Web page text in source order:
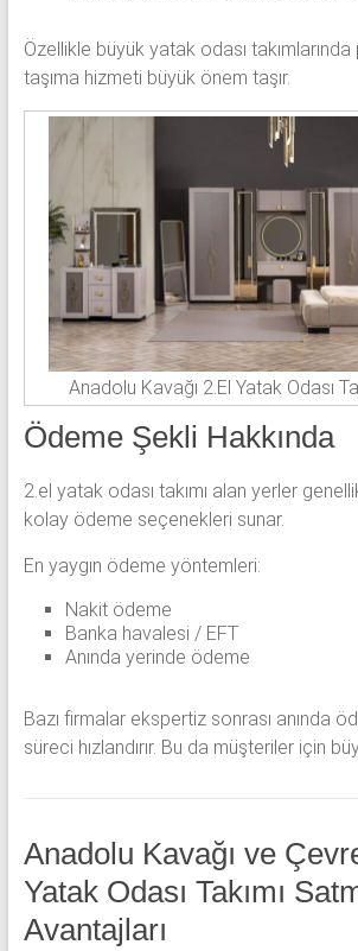
Özellikle büyük yatak odası
taşıma hizmeti büyük önem taşır.
Anadolu Kavağı 2.El Yatak Odası
Ödeme Şekli Hakkında
2.el yatak odası takımı alan yerler
kolay ödeme seçenekleri sunar.
En yaygın ödeme yöntemleri:
Nakit ödeme
Banka havalesi / EFT
Anında yerinde ödeme
Bazı firmalar ekspertiz sonrası anında
süreci hızlandırır. Bu da müşteriler için
Anadolu Kavağı ve
Yatak Odası Takımı
Avantajları